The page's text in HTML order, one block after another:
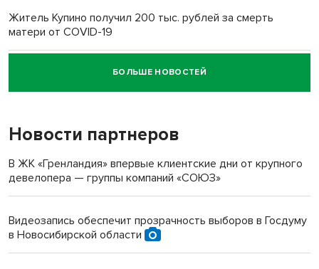
Житель Купино получил 200 тыс. рублей за смерть
матери от COVID-19
Новосибирский суд наказал водителя за смерть
пенсионерки на вокзале
БОЛЬШЕ НОВОСТЕЙ
Новости партнеров
В ЖК «Гренландия» впервые клиентские дни от крупного
девелопера — группы компаний «СОЮЗ»
Видеозапись обеспечит прозрачность выборов в Госдуму
в Новосибирской области